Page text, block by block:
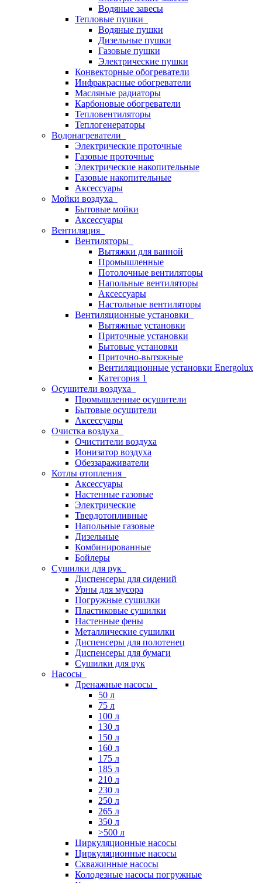
Водяные завесы
Тепловые пушки
Водяные пушки
Дизельные пушки
Газовые пушки
Электрические пушки
Конвекторные обогреватели
Инфракрасные обогреватели
Масляные радиаторы
Карбоновые обогреватели
Тепловентиляторы
Теплогенераторы
Водонагреватели
Электрические проточные
Газовые проточные
Электрические накопительные
Газовые накопительные
Аксессуары
Мойки воздуха
Бытовые мойки
Аксессуары
Вентиляция
Вентиляторы
Вытяжки для ванной
Промышленные
Потолочные вентиляторы
Напольные вентиляторы
Аксессуары
Настольные вентиляторы
Вентиляционные установки
Вытяжные установки
Приточные установки
Бытовые установки
Приточно-вытяжные
Вентиляционные установки Energolux
Категория 1
Осушители воздуха
Промышленные осушители
Бытовые осушители
Аксессуары
Очистка воздуха
Очистители воздуха
Ионизатор воздуха
Обеззараживатели
Котлы отопления
Аксессуары
Настенные газовые
Электрические
Твердотопливные
Напольные газовые
Дизельные
Комбинированные
Бойлеры
Сушилки для рук
Диспенсеры для сидений
Урны для мусора
Погружные сушилки
Пластиковые сушилки
Настенные фены
Металлические сушилки
Диспенсеры для полотенец
Диспенсеры для бумаги
Сушилки для рук
Насосы
Дренажные насосы
50 л
75 л
100 л
130 л
150 л
160 л
175 л
185 л
210 л
230 л
250 л
265 л
350 л
>500 л
Циркуляционные насосы
Циркуляционные насосы
Скважинные насосы
Колодезные насосы погружные